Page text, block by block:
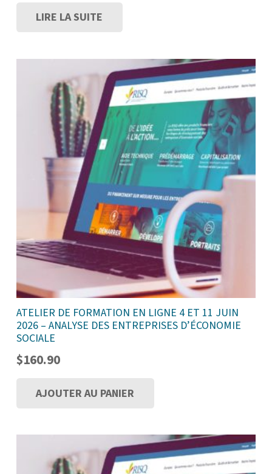
LIRE LA SUITE
ATELIER DE FORMATION EN LIGNE 4 ET 11 JUIN
2026 – ANALYSE DES ENTREPRISES D’ÉCONOMIE
SOCIALE
$160.90
AJOUTER AU PANIER